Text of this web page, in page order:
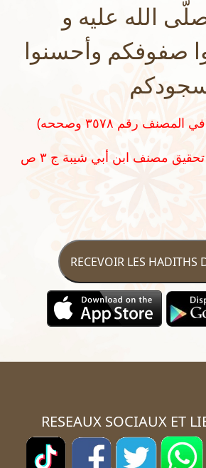
الله عليه و
صفوفكم وأحسنوا
(رواه ابن أبي شيبة في المصنف رقم ٣٥٧٨ وصححه
الشيخ الشثري في تحقيق مصنف ابن أبي شيبة ج ٣ ص
RECEVOIR LES HADITHS
RESEAUX SOCIAUX ET